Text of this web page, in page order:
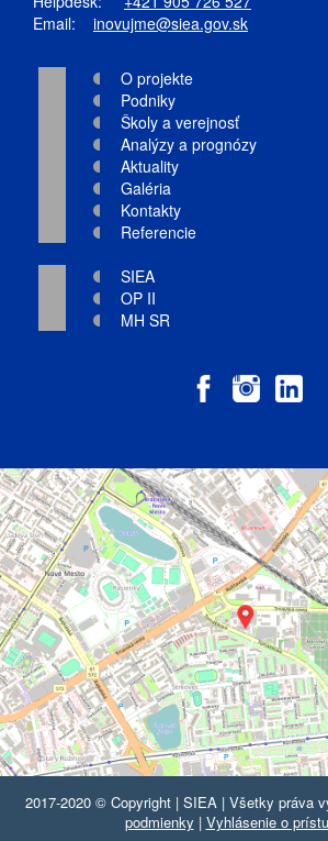
Email: inovujme@siea.gov.sk
O projekte
Podniky
Školy a verejnosť
Analýzy a prognózy
Aktuality
Galéria
Kontakty
Referencie
SIEA
OP II
MH SR
2017-2020 © Copyright | SIEA | Všetky práva
podmienky | Vyhlásenie o